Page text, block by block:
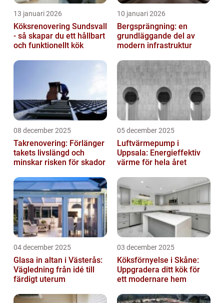
13 januari 2026
Köksrenovering Sundsvall
- så skapar du ett hållbart
och funktionellt kök
10 januari 2026
Bergsprängning: en
grundläggande del av
modern infrastruktur
08 december 2025
Takrenovering: Förlänger
takets livslängd och
minskar risken för skador
05 december 2025
Luftvärmepump i
Uppsala: Energieffektiv
värme för hela året
04 december 2025
Glasa in altan i Västerås:
Vägledning från idé till
färdigt uterum
03 december 2025
Köksförnyelse i Skåne:
Uppgradera ditt kök för
ett modernare hem